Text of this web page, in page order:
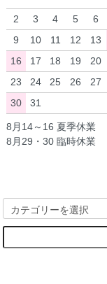
2
3 4 5 6
9
10 11 12 13
16
17 18 19 20
23
24 25 26 27
30
31
8月14～16 夏季休業
8月29・30 臨時休業